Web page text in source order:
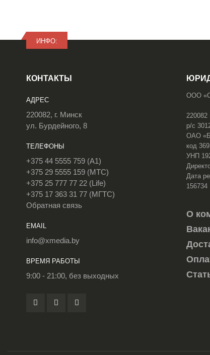
ИНФО:
КОНТАКТЫ
АДРЕС
220082, г. Минск
ул. Бурдейного, 8
ТЕЛЕФОНЫ
+375 44 5555 759 (A1)
+375 29 5555 159 (МТС)
+375 25 777 77 22 (Life)
+375 17 363 31 77 (МГТС)
Обратная связь
EMAIL
info@xmedia.by
ВРЕМЯ РАБОТЫ
9:00 - 21:00, без выходных
ООО
220082
р/с
ОАО
код 369
УНП
Дата
156734
О